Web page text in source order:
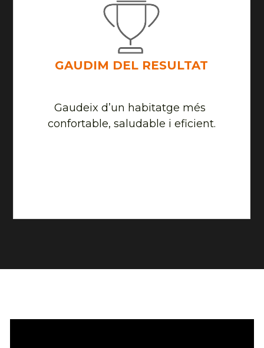
GAUDIM DEL RESULTAT
Gaudeix d’un habitatge més
confortable, saludable i eficient.